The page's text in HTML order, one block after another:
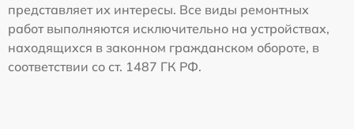
представляет их интересы. Все виды ремонтных
работ выполняются исключительно на устройствах,
находящихся в законном гражданском обороте, в
соответствии со ст. 1487 ГК РФ.